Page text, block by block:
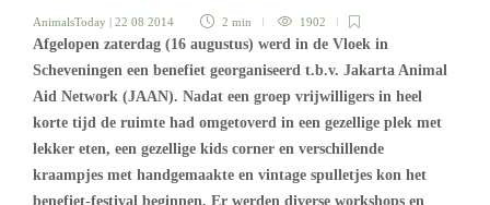
AnimalsToday | 22 08 2014 2 min 1902
Afgelopen zaterdag (16 augustus) werd in de Vloek in
Scheveningen een benefiet georganiseerd t.b.v. Jakarta Animal
Aid Network (JAAN). Nadat een groep vrijwilligers in heel
korte tijd de ruimte had omgetoverd in een gezellige plek met
lekker eten, een gezellige kids corner en verschillende
kraampjes met handgemaakte en vintage spulletjes kon het
benefiet-festival beginnen. Er werden diverse workshops en